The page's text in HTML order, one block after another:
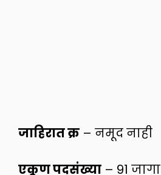
जाहिरात क्र – नमूद नाही
एकूण पदसंख्या – 91 जागा